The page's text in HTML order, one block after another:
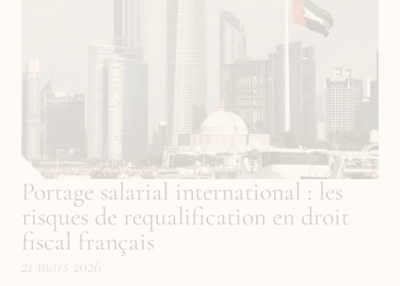
Portage salarial international : les
risques de requalification en droit
fiscal français
21 mars 2026